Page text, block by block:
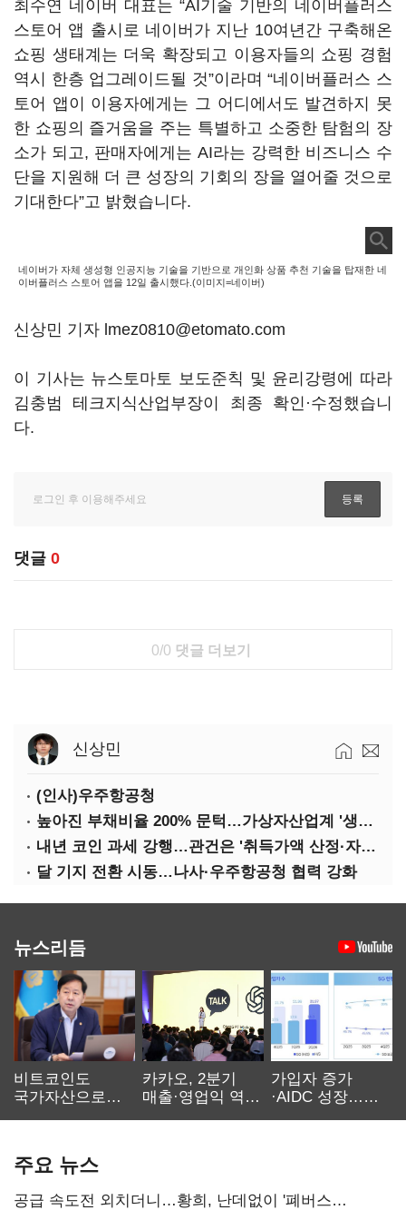
최수연 네이버 대표는 “AI기술 기반의 네이버플러스
스토어 앱 출시로 네이버가 지난 10여년간 구축해온
쇼핑 생태계는 더욱 확장되고 이용자들의 쇼핑 경험
역시 한층 업그레이드될 것”이라며 “네이버플러스 스
토어 앱이 이용자에게는 그 어디에서도 발견하지 못
한 쇼핑의 즐거움을 주는 특별하고 소중한 탐험의 장
소가 되고, 판매자에게는 AI라는 강력한 비즈니스 수
단을 지원해 더 큰 성장의 기회의 장을 열어줄 것으로
기대한다”고 밝혔습니다.
네이버가 자체 생성형 인공지능 기술을 기반으로 개인화 상품 추천 기술을 탑재한 네
이버플러스 스토어 앱을 12일 출시했다.(이미지=네이버)
신상민 기자 lmez0810@etomato.com
이 기사는 뉴스토마토 보도준칙 및 윤리강령에 따라
김충범 테크지식산업부장이 최종 확인·수정했습니
다.
댓글 0
0/0 댓글 더보기
신상민
(인사)우주항공청
높아진 부채비율 200% 문턱…가상자산업계 '생존 시험대'
내년 코인 과세 강행…관건은 '취득가액 산정·자산 이동'
달 기지 전환 시동…나사·우주항공청 협력 강화
뉴스리듬
비트코인도
국가자산으로…'
카카오, 2분기
매출·영업익 역대
가입자 증가
·AIDC 성장…
주요 뉴스
공급 속도전 외치더니…황희, 난데없이 '폐버스